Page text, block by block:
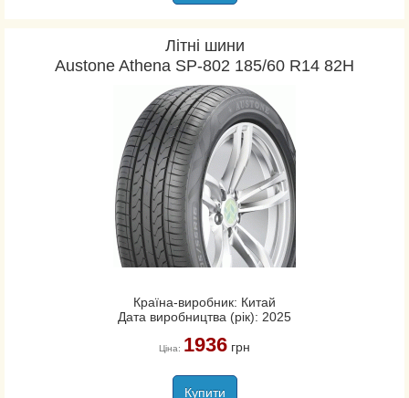
Літні шини
Austone Athena SP-802 185/60 R14 82H
Країна-виробник: Китай
Дата виробництва (рік): 2025
Ціна: 1936грн
Купити